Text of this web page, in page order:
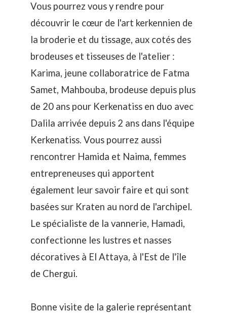
Vous pourrez vous y rendre pour
découvrir le cœur de l'art kerkennien de
la broderie et du tissage, aux cotés des
brodeuses et tisseuses de l'atelier :
Karima, jeune collaboratrice de Fatma
Samet, Mahbouba, brodeuse depuis plus
de 20 ans pour Kerkenatiss en duo avec
Dalila arrivée depuis 2 ans dans l'équipe
Kerkenatiss. Vous pourrez aussi
rencontrer Hamida et Naima, femmes
entrepreneuses qui apportent
également leur savoir faire et qui sont
basées sur Kraten au nord de l'archipel.
Le spécialiste de la vannerie, Hamadi,
confectionne les lustres et nasses
décoratives à El Attaya, à l'Est de l'île
de Chergui.
Bonne visite de la galerie représentant